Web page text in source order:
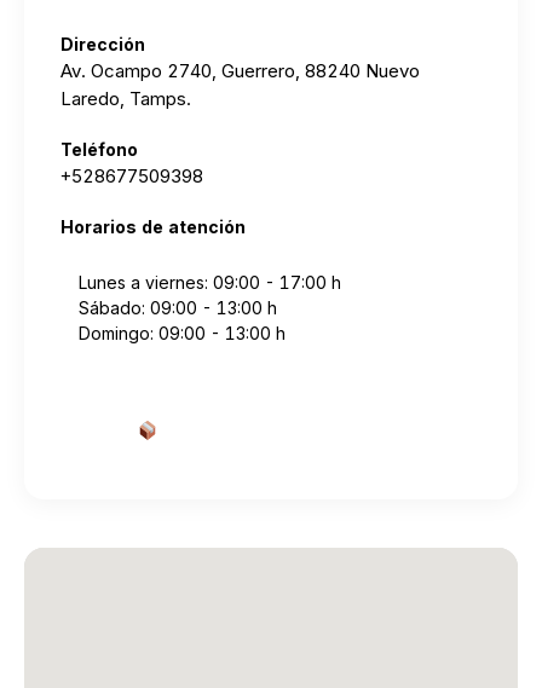
Dirección
Av. Ocampo 2740, Guerrero, 88240 Nuevo
Laredo, Tamps.
Teléfono
+528677509398
Horarios de atención
Lunes a viernes: 09:00 - 17:00 h
Sábado: 09:00 - 13:00 h
Domingo: 09:00 - 13:00 h